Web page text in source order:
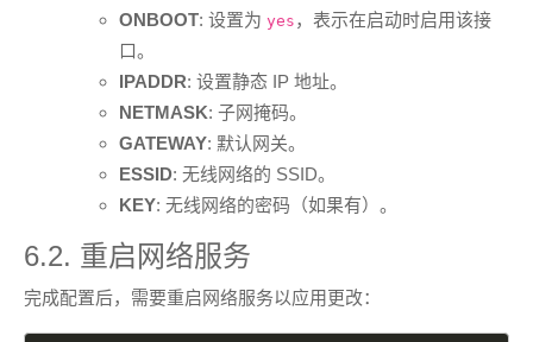
ONBOOT: 设置为 yes ，表示在启动时启用该接
口。
IPADDR: 设置静态 IP 地址。
NETMASK: 子网掩码。
GATEWAY: 默认网关。
ESSID: 无线网络的 SSID。
KEY: 无线网络的密码（如果有）。
6.2. 重启网络服务
完成配置后，需要重启网络服务以应用更改：